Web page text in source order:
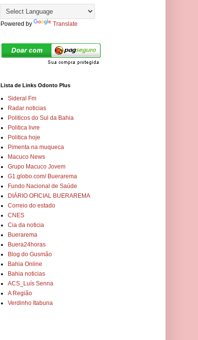
Powered by Translate
Lista de Links Odonto Plus
Sideral Fm
Radar noticias
Politicos do Sul da Bahia
Politica livre
Politica hoje
Pimenta na muqueca
Macuco News
Grupo Macuco Jovem
G1.globo.com/ Buerarema
Fundo Nacional de Saúde
DIÁRIO OFICIAL BUERAREMA
Correio do estado
CNES
Cia da noticia
Buerarema
Buera24horas
Blog do Gusmão
Bahia Online
Bahia noticias
ACS_Luís Senna
A Região
Verdinho Itabuna